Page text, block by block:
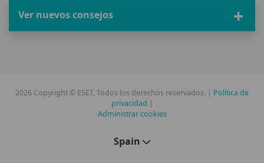
Ver nuevos consejos
2026 Copyright © ESET, Todos los derechos reservados. | Política de
privacidad |
Administrar cookies
Spain